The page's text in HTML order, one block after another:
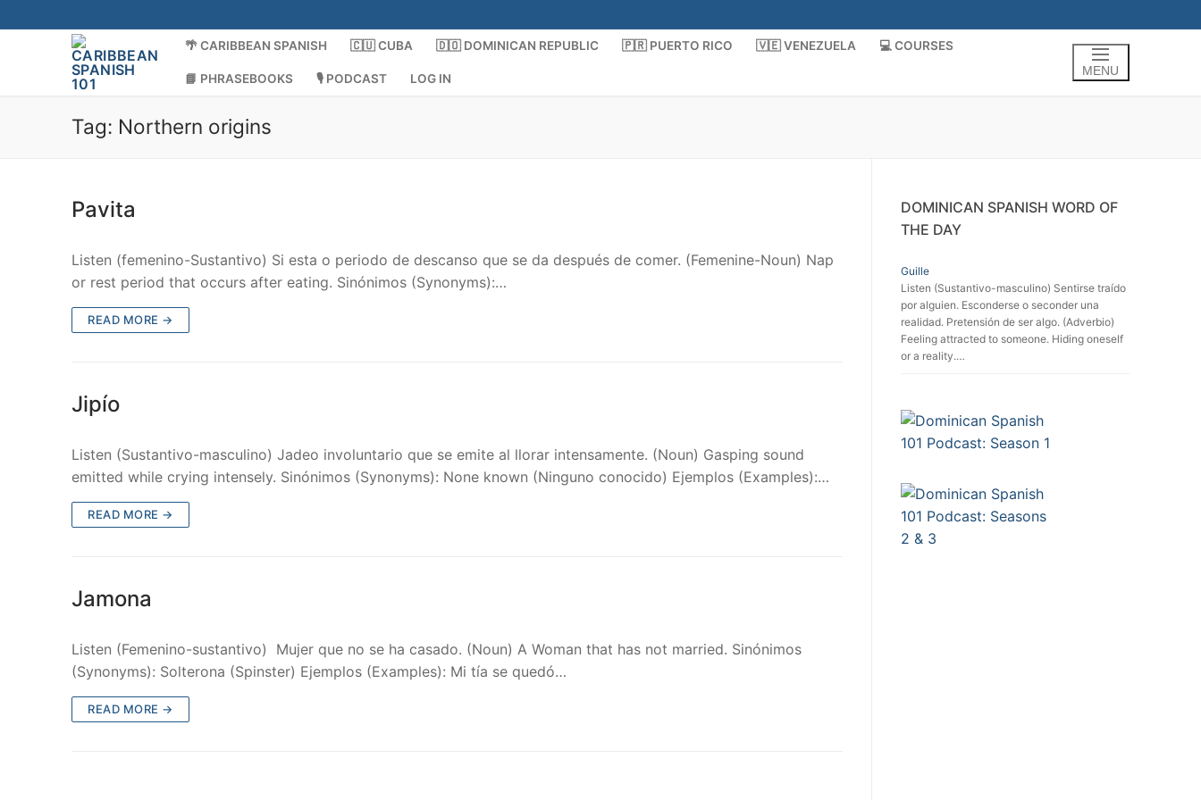
to
🌴 CARIBBEAN SPANISH 🇨🇺 CUBA 🇩🇴 DOMINICAN REPUBLIC 🇵🇷 PUERTO RICO 🇻🇪 VENEZUELA 💻 COURSES
📘 PHRASEBOOKS 🎙️ PODCAST LOG IN
MENU
Tag: Northern origins
Pavita
Listen (femenino-Sustantivo) Si esta o periodo de descanso que se da después de comer. (Femenine-Noun) Nap
or rest period that occurs after eating. Sinónimos (Synonyms):…
READ MORE →
Jipío
Listen (Sustantivo-masculino) Jadeo involuntario que se emite al llorar intensamente. (Noun) Gasping sound
emitted while crying intensely. Sinónimos (Synonyms): None known (Ninguno conocido) Ejemplos (Examples):…
READ MORE →
Jamona
Listen (Femenino-sustantivo) Mujer que no se ha casado. (Noun) A Woman that has not married. Sinónimos
(Synonyms): Solterona (Spinster) Ejemplos (Examples): Mi tía se quedó…
READ MORE →
DOMINICAN SPANISH WORD OF
THE DAY
Guille
Listen (Sustantivo-masculino) Sentirse traído
por alguien. Esconderse o seconder una
realidad. Pretensión de ser algo. (Adverbio)
Feeling attracted to someone. Hiding oneself
or a reality.…